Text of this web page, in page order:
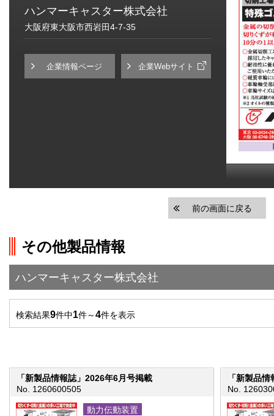
ハンマーキャスター株式会社
大阪府東大阪市西岩田4-7-35
企業情報ページ 企業Webサイト
前の画面に戻る
その他製品情報
ハンマーキャスター株式会社
検索結果9件中1件～4件を表示
「新製品情報誌」2026年6月号掲載
No. 1260600505
動力伝動装置
「新製品
No.